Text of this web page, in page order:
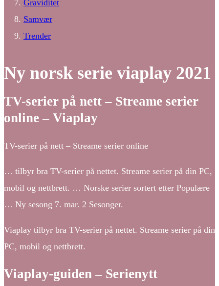
Graviditet
Samvær
Trender
Ny norsk serie viaplay 2021
TV-serier på nett – Streame serier
online – Viaplay
TV-serier på nett – Streame serier online
… tilbyr bra TV-serier på nettet. Streame serier på din PC,
mobil og nettbrett. … Norske serier sortert etter Populære
… Ny sesong 7. mar. 2 Sesonger.
Viaplay tilbyr bra TV-serier på nettet. Streame serier på din
PC, mobil og nettbrett.
Viaplay-guiden – Serienytt